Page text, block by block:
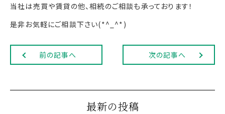
当社は売買や賃貸の他、相続のご相談も承っております！
是非お気軽にご相談下さい(*^_^*)
前の記事へ 次の記事へ
最新の投稿